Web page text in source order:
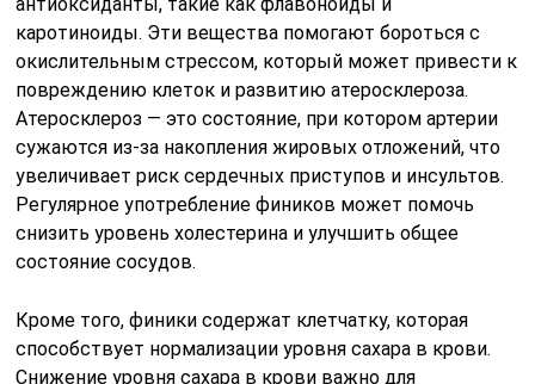
каротиноиды. Эти вещества помогают бороться с
окислительным стрессом, который может привести к
повреждению клеток и развитию атеросклероза.
Атеросклероз — это состояние, при котором артерии
сужаются из-за накопления жировых отложений, что
увеличивает риск сердечных приступов и инсультов.
Регулярное употребление фиников может помочь
снизить уровень холестерина и улучшить общее
состояние сосудов.
Кроме того, финики содержат клетчатку, которая
способствует нормализации уровня сахара в крови.
Снижение уровня сахара в крови важно для